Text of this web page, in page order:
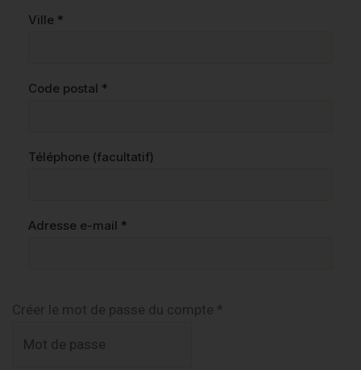
Ville *
Code postal *
Téléphone (facultatif)
Adresse e-mail *
Créer le mot de passe du compte *